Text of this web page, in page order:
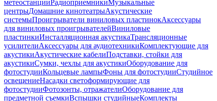
метеостанцииРадиоприемникиМузыкальные
центрыДомашние кинотеатрыАкустические
системыПроигрыватели виниловых пластинокАксессуары
для виниловых проигрывателейВиниловые
пластинкиИнсталляционная акустикаТрансляционные
усилителиАксессуары для аудиотехникиКомплектующие для
акустикиАкустические кабелиПодставки, стойки для
акустикиСумки, чехлы для акустикиОборудование для
фотостудииКольцевые лампыФоны для фотостудииСтудийное
освещениеНасадки светоформирующие для
фотостудииФотозонты, отражателиОборудование для
предметной съемкиВспышки студийныеКомплекты